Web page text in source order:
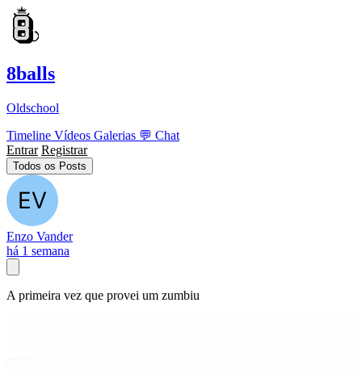
8balls
Oldschool
Timeline Vídeos Galerias 💬 Chat
Entrar Registrar
Todos os Posts
Enzo Vander
há 1 semana
A primeira vez que provei um zumbiu